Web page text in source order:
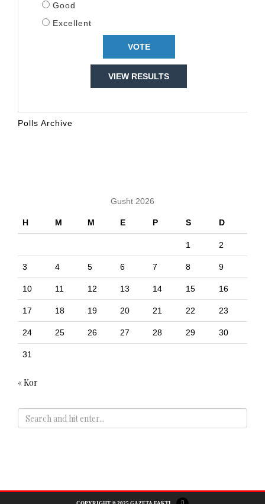
Good
Excellent
VIEW RESULTS
Polls Archive
Gusht 2026
H M M E P S D
1 2
3 4 5 6 7 8 9
10 11 12 13 14 15 16
17 18 19 20 21 22 23
24 25 26 27 28 29 30
31
« Kor